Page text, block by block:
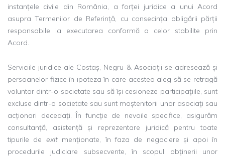
instanțele civile din România, a forței juridice a unui Acord
asupra Termenilor de Referință, cu consecința obligării părții
responsabile la executarea conformă a celor stabilite prin
Acord.
Serviciile juridice ale Costaș, Negru & Asociații se adresează și
persoanelor fizice în ipoteza în care acestea aleg să se retragă
voluntar dintr-o societate sau să își cesioneze participațiile, sunt
excluse dintr-o societate sau sunt moștenitorii unor asociați sau
acționari decedați. În funcție de nevoile specifice, asigurăm
consultanță, asistență și reprezentare juridică pentru toate
tipurile de exitmenționate, în faza de negociere și apoi în
procedurile judiciare subsecvente, în scopul obținerii unor